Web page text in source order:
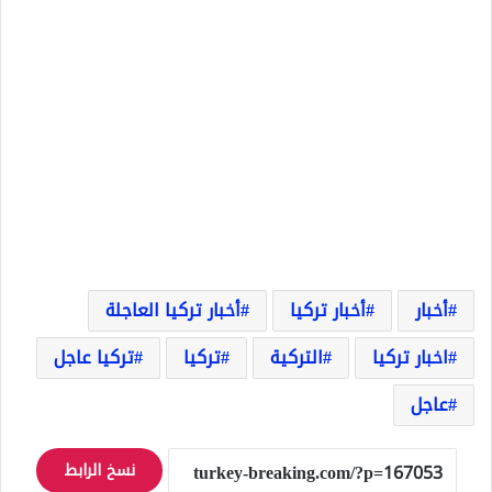
أخبار أخبار تركيا
أخبار تركيا العاجلة
اخبار تركيا
التركية تركيا
تركيا عاجل
عاجل
نسخ الرابط